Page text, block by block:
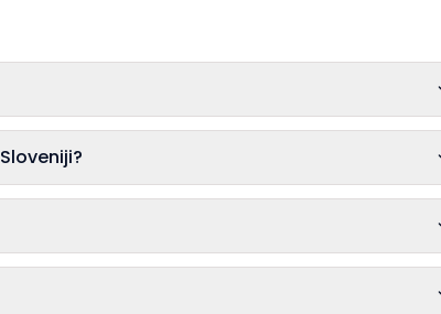
Da li je potrebno iskustvo za CNC Operater rad u Sloveniji?